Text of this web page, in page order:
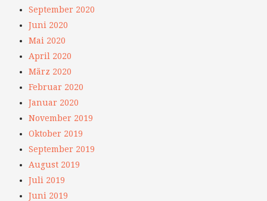
September 2020
Juni 2020
Mai 2020
April 2020
März 2020
Februar 2020
Januar 2020
November 2019
Oktober 2019
September 2019
August 2019
Juli 2019
Juni 2019